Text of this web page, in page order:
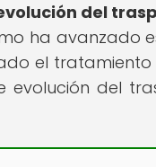
del
ha avanzado
el
del